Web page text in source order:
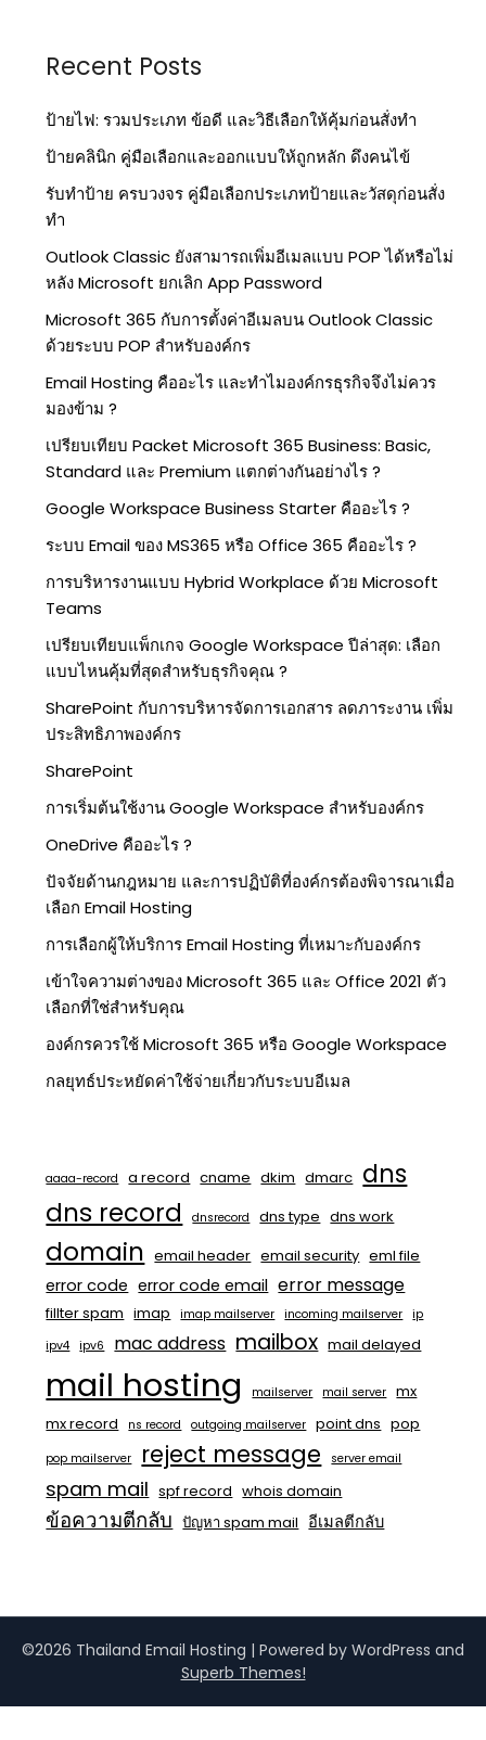
Recent Posts
ป้ายไฟ: รวมประเภท ข้อดี และวิธีเลือกให้คุ้มก่อนสั่งทำ
ป้ายคลินิก คู่มือเลือกและออกแบบให้ถูกหลัก ดึงคนไข้
รับทำป้าย ครบวงจร คู่มือเลือกประเภทป้ายและวัสดุก่อนสั่ง
ทำ
Outlook Classic ยังสามารถเพิ่มอีเมลแบบ POP ได้หรือไม่
หลัง Microsoft ยกเลิก App Password
Microsoft 365 กับการตั้งค่าอีเมลบน Outlook Classic
ด้วยระบบ POP สำหรับองค์กร
Email Hosting คืออะไร และทำไมองค์กรธุรกิจจึงไม่ควร
มองข้าม ?
เปรียบเทียบ Packet Microsoft 365 Business: Basic,
Standard และ Premium แตกต่างกันอย่างไร ?
Google Workspace Business Starter คืออะไร ?
ระบบ Email ของ MS365 หรือ Office 365 คืออะไร ?
การบริหารงานแบบ Hybrid Workplace ด้วย Microsoft
Teams
เปรียบเทียบแพ็กเกจ Google Workspace ปีล่าสุด: เลือก
แบบไหนคุ้มที่สุดสำหรับธุรกิจคุณ ?
SharePoint กับการบริหารจัดการเอกสาร ลดภาระงาน เพิ่ม
ประสิทธิภาพองค์กร
SharePoint
การเริ่มต้นใช้งาน Google Workspace สำหรับองค์กร
OneDrive คืออะไร ?
ปัจจัยด้านกฎหมาย และการปฏิบัติที่องค์กรต้องพิจารณาเมื่อ
เลือก Email Hosting
การเลือกผู้ให้บริการ Email Hosting ที่เหมาะกับองค์กร
เข้าใจความต่างของ Microsoft 365 และ Office 2021 ตัว
เลือกที่ใช่สำหรับคุณ
องค์กรควรใช้ Microsoft 365 หรือ Google Workspace
กลยุทธ์ประหยัดค่าใช้จ่ายเกี่ยวกับระบบอีเมล
aaaa-record a record cname dkim dmarc dns
dns record
dnsrecord dns type dns work
domain email header email security eml file
error code error code email error message
fillter spam imap imap mailserver incoming mailserver
ip
ipv4
ipv6 mac address mailbox mail delayed
mail hosting mailserver mail server
mx
mx record
ns record outgoing mailserver point dns pop
pop mailserver reject message server email
spam mail spf record whois domain
ข้อความตีกลับ ปัญหา spam mail อีเมลตีกลับ
©2026 Thailand Email Hosting | Powered by WordPress and
Superb Themes!